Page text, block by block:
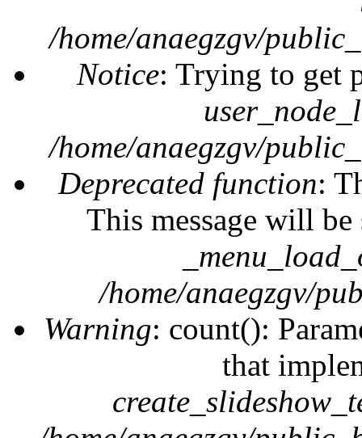
/home/anaegzgv/
Notice: Trying to get
/home/anaegzgv/
Deprecated function:
This message will
/home/anaegzgv/
Warning: count():
that